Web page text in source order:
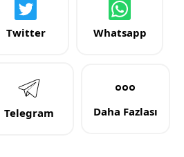
Twitter Whatsapp
Telegram Daha Fazlası